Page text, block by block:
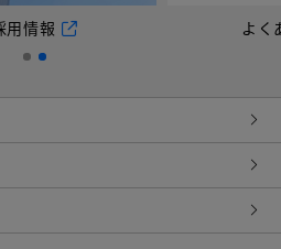
くある質問 採